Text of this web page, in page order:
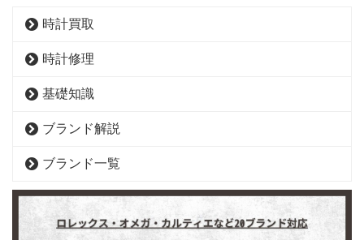
時計買取
時計修理
基礎知識
ブランド解説
ブランド一覧